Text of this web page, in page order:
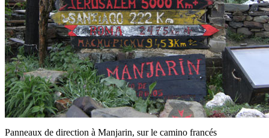
Panneaux de direction à Manjarin, sur le camino francés